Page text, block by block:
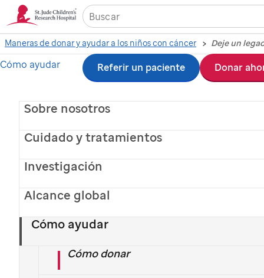
Ir
contenido
principal
Sobre nosotros
Cuidado y tratamientos
Investigación
Alcance global
Cómo ayudar
Cómo donar
Cómo ayudar Referir un paciente Donar
Maneras de donar y ayudar a los niños con cáncer Deje un
Deje un legado
duradero con una
Play
Video
St.